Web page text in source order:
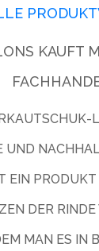
KAUFT
UND
EIN
DER
MAN ES IN